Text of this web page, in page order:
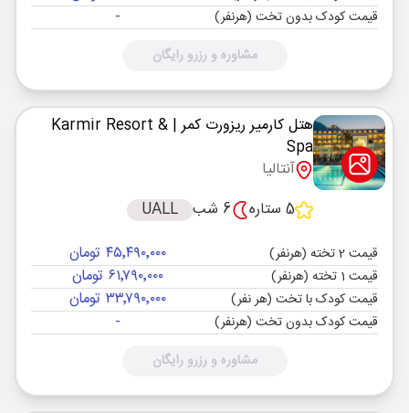
قیمت کودک بدون تخت (هرنفر) -
مشاوره و رزرو رایگان
هتل کارمیر ریزورت کمر | Karmir Resort &
Spa
آنتالیا
5 ستاره
6 شب UALL
قیمت 2 تخته (هرنفر) ۴۵٬۴۹۰٬۰۰۰ تومان
قیمت 1 تخته (هرنفر) ۶۱٬۷۹۰٬۰۰۰ تومان
قیمت کودک با تخت (هر نفر) ۳۳٬۷۹۰٬۰۰۰ تومان
قیمت کودک بدون تخت (هرنفر) -
مشاوره و رزرو رایگان